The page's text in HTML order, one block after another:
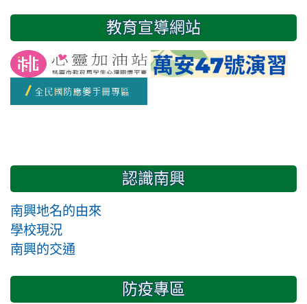
2 3
友善校園週
開學日
教育宣導網站
認識南興
南興地名的由來
學校現況
南興的交通
防疫專區